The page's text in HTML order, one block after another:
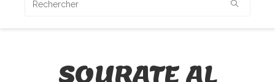
SOURATE AL